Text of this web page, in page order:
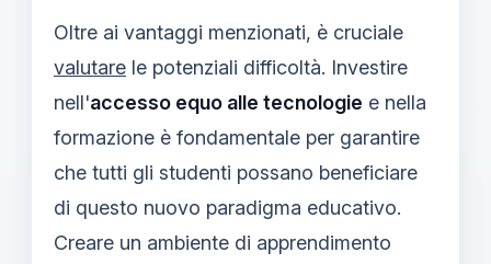
Oltre ai vantaggi menzionati, è cruciale
valutare le potenziali difficoltà. Investire
nell'accesso equo alle tecnologie e nella
formazione è fondamentale per garantire
che tutti gli studenti possano beneficiare
di questo nuovo paradigma educativo.
Creare un ambiente di apprendimento